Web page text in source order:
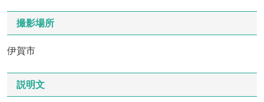
撮影場所
伊賀市
説明文